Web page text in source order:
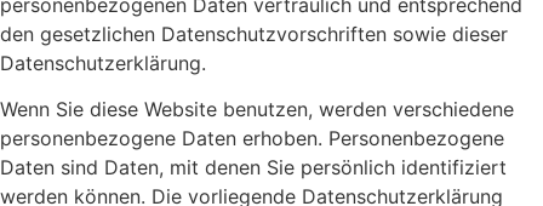
personenbezogenen Daten vertraulich und entsprechend
den gesetzlichen Datenschutzvorschriften sowie dieser
Datenschutzerklärung.
Wenn Sie diese Website benutzen, werden verschiedene
personenbezogene Daten erhoben. Personenbezogene
Daten sind Daten, mit denen Sie persönlich identifiziert
werden können. Die vorliegende Datenschutzerklärung